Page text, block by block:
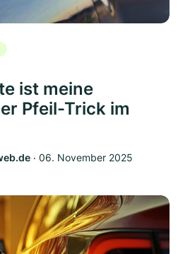
ist meine
Pfeil-Trick im
‧ 06. November 2025